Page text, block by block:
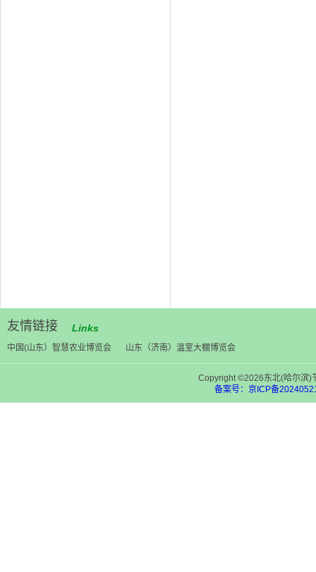
友情链接 Links
中国(山东）智慧农业博览会 山东（济南）温室大棚博览会
Copyright ©2026东北(哈尔滨)
备案号：京ICP备